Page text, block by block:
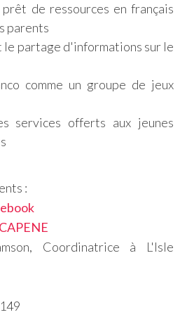
de ressources en français
parents
le partage d'informations sur le
comme un groupe de jeux
services offerts aux jeunes
:
CAPENE
Coordinatrice à L'Isle